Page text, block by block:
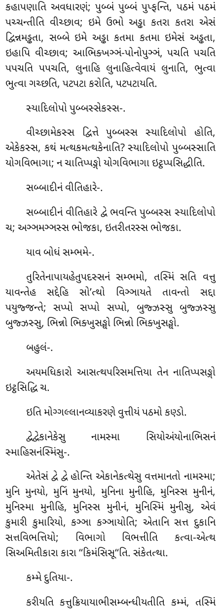
કહાપણાતિ અવધારણં; પુબ્બં પુબ્બં પુપ્ફન્તિ, પઠમં પઠમં
પચ્ચન્તીતિ વીચ્છાવ; ઇમે ઉભો અડ્ઢા કતરા કતરા એસં
દ્વિન્નમડ્ઢતા, સબ્બે ઇમે અડ્ઢા કતમા કતમા ઇમેસં અડ્ઢતા,
ઇહાપિ વીચ્છાવ; આભિક્ખઞ્ઞં-પોનોપુઞ્ઞં, પચતિ પચતિ
પપચતિ પપચતિ, લુનાહિ લુનાહિત્વેવાયં લુનાતિ, ભુત્વા
ભુત્વા ગચ્છતિ, પટપટા કરોતિ, પટપટાયતિ.
સ્યાદિલોપોપુબ્બસ્સેકસ્સ-.
વીચ્છામેકસ્સ દ્વિત્તે પુબ્બસ્સ સ્યાદિલોપો હોતિ,
એકેકસ્સ, કથં મત્થકમત્થકેનાતિ? સ્યાદિલોપો પુબ્બસ્સાતિ
યોગવિભાગા; ન ચાતિપ્પઙ્ગો યોગવિભાગા ઇટ્ઠપ્પસિદ્ધીતિ.
સબ્બાદીનં વીતિહારે-.
સબ્બાદીનં વીતિહારે દ્વે ભવન્તિ પુબ્બસ્સ સ્યાદિલોપો
ચ; અઞ્ઞમઞ્ઞસ્સ ભોજકા, ઇતરીતરસ્સ ભોજકા.
યાવ બોધં સમ્ભમે-.
તુરિતેનાપાયહેતુપદસ્સનં સમ્ભમો, તસ્મિં સતિ વત્તુ
યાવન્તેહ સદ્દેહિ સો’ત્થો વિઞ્ઞાયતે તાવન્તો સદ્દા
પયુજ્જન્તે; સપ્પો સપ્પો સપ્પો, બુજ્ઝસ્સુ બુજ્ઝસ્સુ
બુજ્ઝસ્સુ, ભિન્નો ભિક્ખુસઙ્ઘો ભિન્નો ભિક્ખુસઙ્ઘો.
બહુલં-.
અયમધિકારો આસત્થપરિસમત્તિયા તેન નાતિપ્પસઙ્ગો
ઇટ્ઠસિદ્ધિ ચ.
ઇતિ મોગ્ગલ્લાનવ્યાકરણે વુત્તીયં પઠમો કણ્ડો.
દ્વેદ્વેકાનેકેસુનામસ્મા સિયોઅંયોનાભિસનં
સ્માહિસનંસ્મિંસુ-.
એતેસં દ્વે દ્વે હોન્તિ એકાનેકત્થેસુ વત્તમાનતો નામસ્મા;
મુનિ મુનયો, મુનિં મુનયો, મુનિના મુનીહિ, મુનિસ્સ મુનીનં,
મુનિસ્મા મુનીહિ, મુનિસ્સ મુનીનં, મુનિસ્મિં મુનીસુ, એવં
કુમારી કુમારિયો, કઞ્ઞા કઞ્ઞાયોતિ; એતાનિ સત્ત દુકાનિ
સત્તવિભત્તિયો; વિભાગો વિભત્તીતિ કત્વા-એત્થ
સિઅમિતીકારા કારા ‘‘કિમંસિસૂ‘‘તિ. સંકેતત્થા.
કમ્મેદુતિયા-.
કરીયતિ કત્તુક્રિયાયાભીસમ્બન્ધીયતીતિ કમ્મં, તસ્મિં